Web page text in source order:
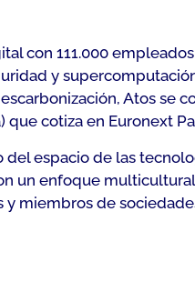
con 111.000
y
Atos se
que cotiza en Euronext
espacio de las
un enfoque
miembros de